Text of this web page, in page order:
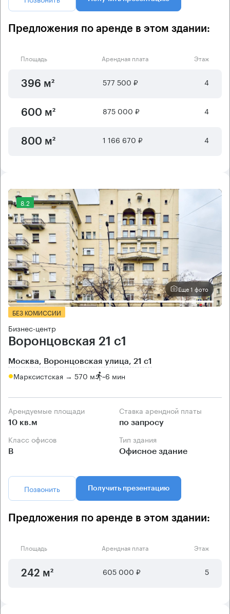
Предложения по аренде в этом здании:
Площадь Арендная плата Этаж
396 м² 577 500 ₽ 4
600 м² 875 000 ₽ 4
800 м² 1 166 670 ₽ 4
8.2
Еще 1 фото
БЕЗ КОМИССИИ
Бизнес-центр
Воронцовская 21 с1
Москва, Воронцовская улица, 21 с1
Марксистская → 570 м ~6 мин
Арендуемые площади
10 кв.м
Ставка арендной платы
по запросу
Класс офисов
B
Тип здания
Офисное здание
Позвонить Получить презентацию
Предложения по аренде в этом здании:
Площадь Арендная плата Этаж
242 м² 605 000 ₽ 5